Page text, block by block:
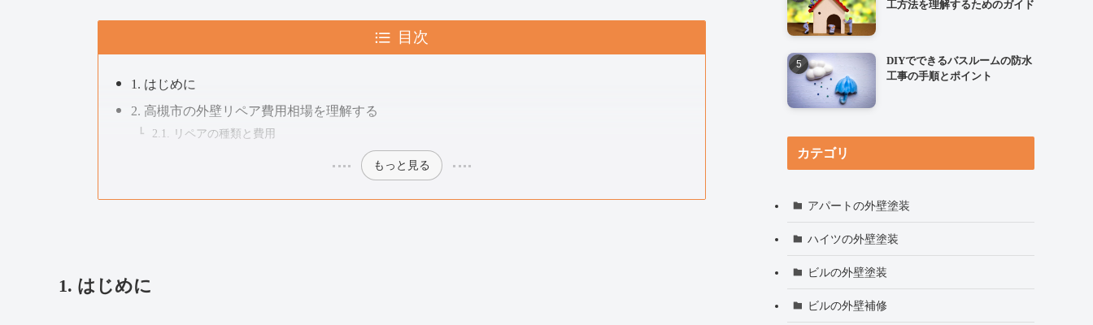
目次
1. はじめに
2. 高槻市の外壁リペア費用相場を理解する
2.1. リペアの種類と費用
もっと見る
1. はじめに
工方法を理解するためのガイド
DIYでできるバスルームの防水
工事の手順とポイント
カテゴリ
アパートの外壁塗装
ハイツの外壁塗装
ビルの外壁塗装
ビルの外壁補修